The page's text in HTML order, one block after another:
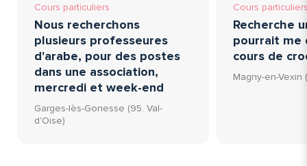
Cours particuliers
Nous recherchons
plusieurs professeures
d'arabe, pour des postes
dans une association,
mercredi et week-end
Garges-lès-Gonesse (95. Val-
d'Oise)
Cours
Recherche
pourrait me
cours de
Magny-en-Vexin